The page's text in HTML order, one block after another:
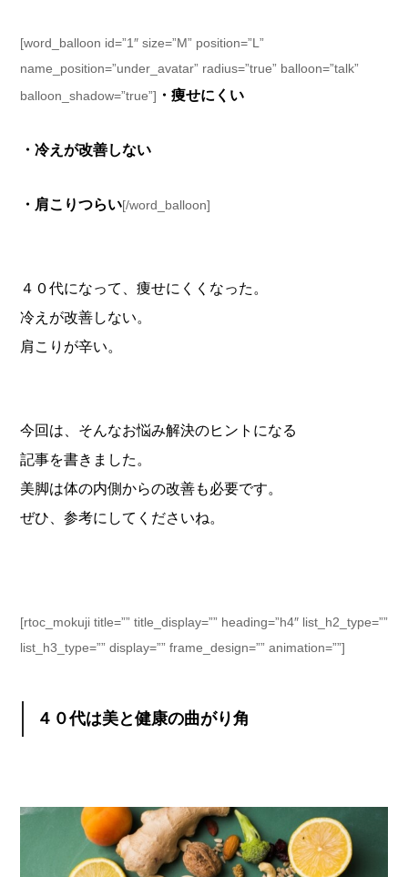
[word_balloon id=”1″ size=”M” position=”L”
name_position=”under_avatar” radius=”true” balloon=”talk”
balloon_shadow=”true”] ・痩せにくい
・冷えが改善しない
・肩こりつらい[/word_balloon]
４０代になって、痩せにくくなった。
冷えが改善しない。
肩こりが辛い。
今回は、そんなお悩み解決のヒントになる
記事を書きました。
美脚は体の内側からの改善も必要です。
ぜひ、参考にしてくださいね。
[rtoc_mokuji title=”” title_display=”” heading=”h4″ list_h2_type=””
list_h3_type=”” display=”” frame_design=”” animation=””]
４０代は美と健康の曲がり角